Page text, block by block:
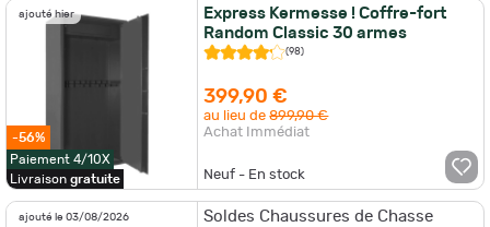
ajouté hier
-56%
Paiement 4/10X
Livraison gratuite
Express Kermesse ! Coffre-fort
Random Classic 30 armes
(98)
399,90 €
au lieu de899,90 €
Achat Immédiat
Neuf - En stock
ajouté le 03/08/2026
Soldes Chaussures de Chasse